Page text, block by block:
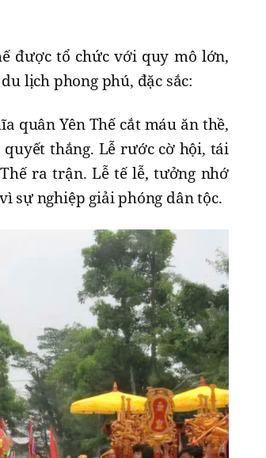
được tổ chức với quy mô lớn,
lịch phong phú, đặc sắc:
quân Yên Thế cắt máu ăn thề,
thắng. Lễ rước cờ hội, tái
ra trận. Lễ tế lễ, tưởng nhớ
sự nghiệp giải phóng dân tộc.